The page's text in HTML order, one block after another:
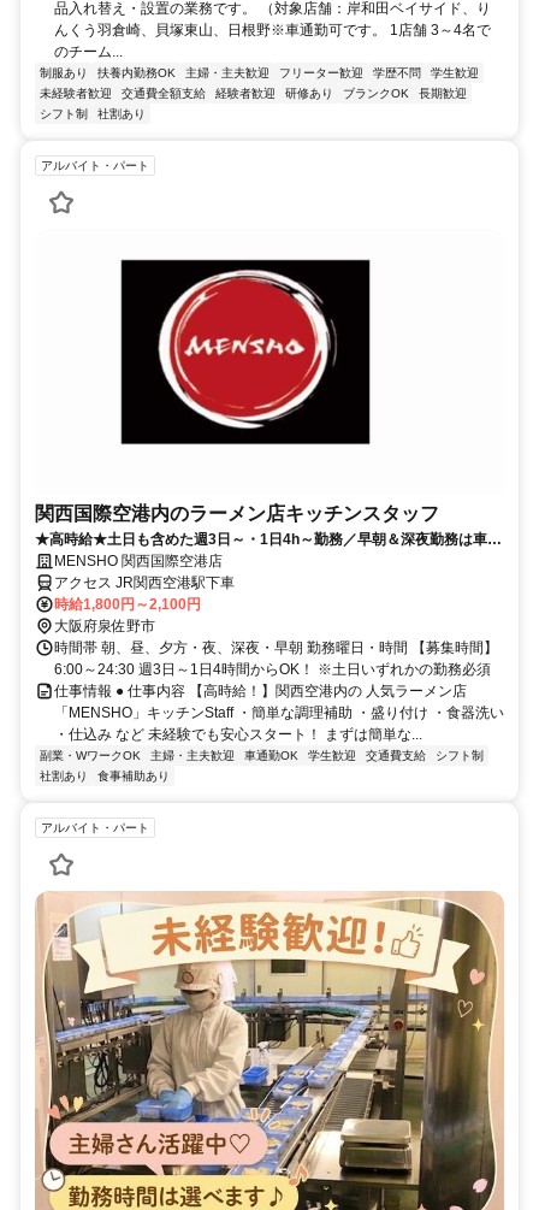
品入れ替え・設置の業務です。 （対象店舗：岸和田ベイサイド、り
んくう羽倉崎、貝塚東山、日根野※車通勤可です。 1店舗 3～4名で
のチーム...
制服あり 扶養内勤務OK 主婦・主夫歓迎 フリーター歓迎 学歴不問
学生歓迎
未経験者歓迎
交通費全額支給 経験者歓迎 研修あり ブランクOK
長期歓迎
シフト制
社割あり
アルバイト・パート
関西国際空港内のラーメン店キッチンスタッフ
★高時給★土日も含めた週3日～・1日4h～勤務／早朝＆深夜勤務は車通
勤、バイク通勤OK
MENSHO 関西国際空港店
アクセス JR関西空港駅下車
時給1,800円～2,100円
大阪府泉佐野市
時間帯 朝、昼、夕方・夜、深夜・早朝 勤務曜日・時間 【募集時間】
6:00～24:30 週3日～1日4時間からOK！ ※土日いずれかの勤務必須
仕事情報 ● 仕事内容 【高時給！】関西空港内の 人気ラーメン店
「MENSHO」キッチンStaff ・簡単な調理補助 ・盛り付け ・食器洗い
・仕込み など 未経験でも安心スタート！ まずは簡単な...
副業・WワークOK 主婦・主夫歓迎 車通勤OK 学生歓迎 交通費支給
シフト制
社割あり
食事補助あり
アルバイト・パート